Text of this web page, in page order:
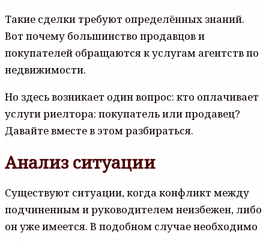
Такие сделки требуют определённых знаний.
Вот почему большинство продавцов и
покупателей обращаются к услугам агентств по
недвижимости.
Но здесь возникает один вопрос: кто оплачивает
услуги риелтора: покупатель или продавец?
Давайте вместе в этом разбираться.
Анализ ситуации
Существуют ситуации, когда конфликт между
подчиненным и руководителем неизбежен, либо
он уже имеется. В подобном случае необходимо